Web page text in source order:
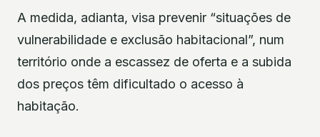
A medida, adianta, visa prevenir “situações de
vulnerabilidade e exclusão habitacional”, num
território onde a escassez de oferta e a subida
dos preços têm dificultado o acesso à
habitação.